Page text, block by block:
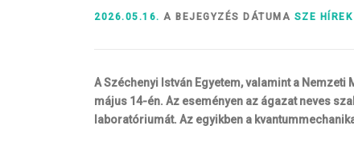
2026.05.16. A BEJEGYZÉS DÁTUMA SZE HÍREK
A Széchenyi István Egyetem, valamint a
május 14-én. Az eseményen az ágazat neves
laboratóriumát. Az egyikben a